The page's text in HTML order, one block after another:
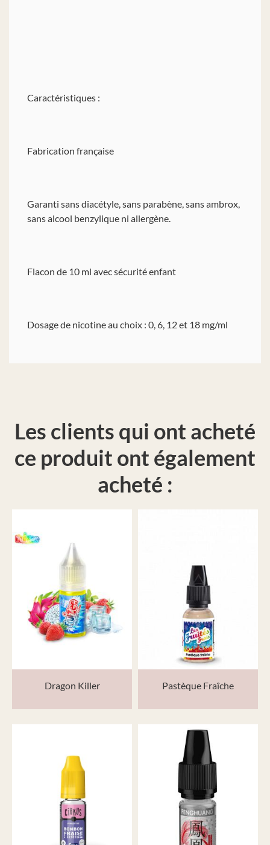
Caractéristiques :
Fabrication française
Garanti sans diacétyle, sans parabène, sans ambrox,
sans alcool benzylique ni allergène.
Flacon de 10 ml avec sécurité enfant
Dosage de nicotine au choix : 0, 6, 12 et 18 mg/ml
Les clients qui ont acheté
ce produit ont également
acheté :
Dragon Killer Pastèque Fraîche